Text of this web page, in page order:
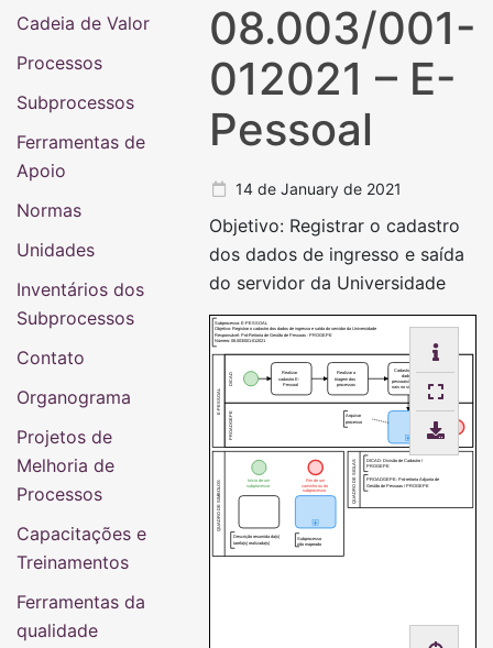
08.003/001-
012021 – E-
Pessoal
14 de January de 2021
Objetivo: Registrar o cadastro
dos dados de ingresso e saída
do servidor da Universidade
E-PESSOAL
DICAD
PROADGEPE
Realizar
cadastro E-
Pessoal
Realizar a
triagem dos
processos
Cadastrar os
dados
pessoais/funcio
nais no sistema
Arquivar
processo
QUADRO DE SIMBOLOS
Fim de um
caminho ou do
subprocesso
Início de um
subprocesso
Subprocesso
não mapeado
Descrição resumida da(s)
tarefa(s) realizada(s)
QUADRO DE SIGLAS DICAD: Divisão de Cadastro /
PROGEPE
PROADGEPE: Pró-reitoria Adjunta de
Gestão de Pessoas / PROGEPE
Subprocesso: E-PESSOAL
Objetivo: Registrar o cadastro dos dados de ingresso e saída do servidor da Universidade
Responsável: Pró-Reitoria de Gestão de Pessoas - PROGEPE
Número: 08.003/001-012021
Cadeia de Valor
Processos
Subprocessos
Ferramentas de
Apoio
Normas
Unidades
Inventários dos
Subprocessos
Contato
Organograma
Projetos de
Melhoria de
Processos
Capacitações e
Treinamentos
Ferramentas da
qualidade